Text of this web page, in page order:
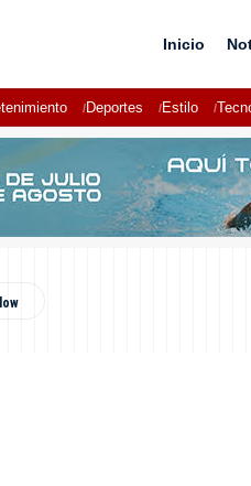
Inicio
Deportes Estilo